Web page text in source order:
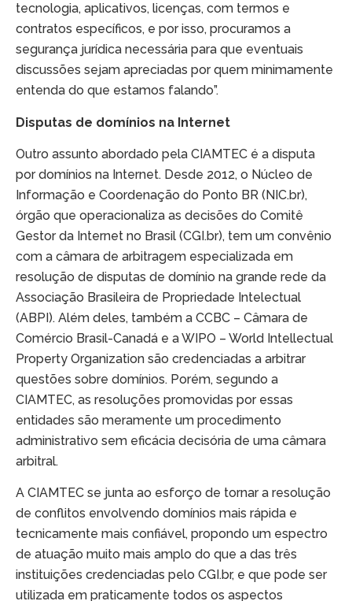
tecnologia, aplicativos, licenças, com termos e
contratos específicos, e por isso, procuramos a
segurança jurídica necessária para que eventuais
discussões sejam apreciadas por quem minimamente
entenda do que estamos falando”.
Disputas de domínios na Internet
Outro assunto abordado pela CIAMTEC é a disputa
por domínios na Internet. Desde 2012, o Núcleo de
Informação e Coordenação do Ponto BR (NIC.br),
órgão que operacionaliza as decisões do Comitê
Gestor da Internet no Brasil (CGI.br), tem um convênio
com a câmara de arbitragem especializada em
resolução de disputas de domínio na grande rede da
Associação Brasileira de Propriedade Intelectual
(ABPI). Além deles, também a CCBC – Câmara de
Comércio Brasil-Canadá e a WIPO – World Intellectual
Property Organization são credenciadas a arbitrar
questões sobre domínios. Porém, segundo a
CIAMTEC, as resoluções promovidas por essas
entidades são meramente um procedimento
administrativo sem eficácia decisória de uma câmara
arbitral.
A CIAMTEC se junta ao esforço de tornar a resolução
de conflitos envolvendo domínios mais rápida e
tecnicamente mais confiável, propondo um espectro
de atuação muito mais amplo do que a das três
instituições credenciadas pelo CGI.br, e que pode ser
utilizada em praticamente todos os aspectos